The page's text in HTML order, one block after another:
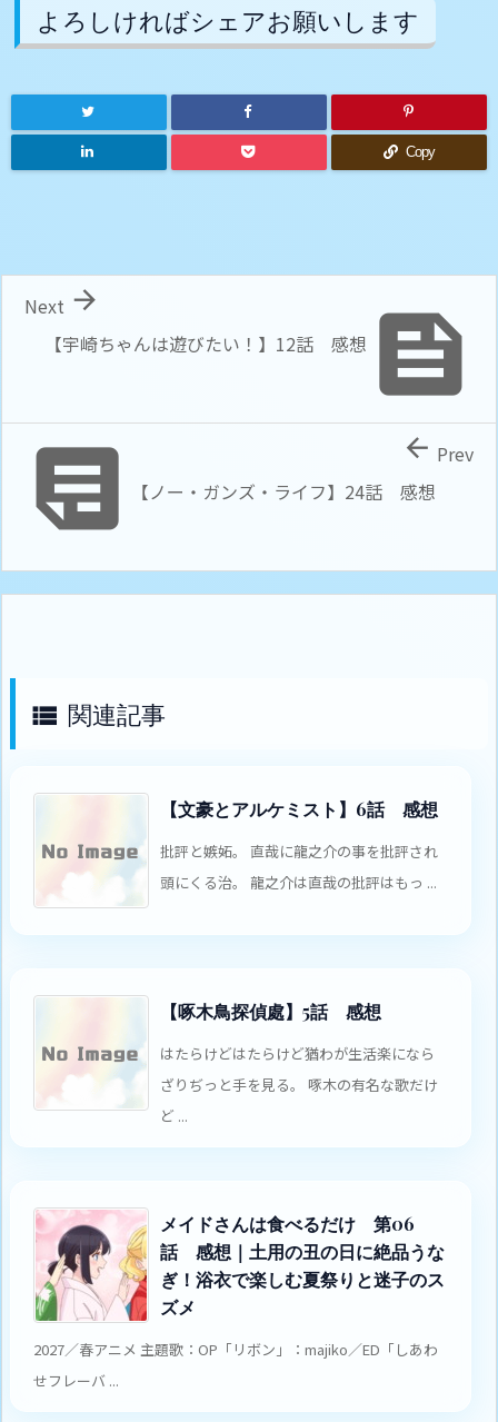
よろしければシェアお願いします
Copy

【宇崎ちゃんは遊びたい！】12話 感想

Next
 【ノー・ガンズ・ライフ】24話 感想
 Prev
 関連記事
【文豪とアルケミスト】6話 感想
批評と嫉妬。 直哉に龍之介の事を批評され
頭にくる治。 龍之介は直哉の批評はもっ ...
【啄木鳥探偵處】5話 感想
はたらけどはたらけど猶わが生活楽になら
ざりぢっと手を見る。 啄木の有名な歌だけ
ど ...
メイドさんは食べるだけ 第06
話 感想｜土用の丑の日に絶品うな
ぎ！浴衣で楽しむ夏祭りと迷子のス
ズメ
2027／春アニメ 主題歌：OP「リボン」：majiko／ED「しあわ
せフレーバ ...